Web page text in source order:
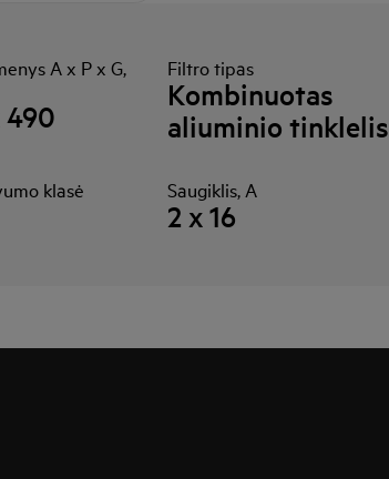
A x P x G,
490
Filtro tipas
Kombinuotas
aliuminio tinklelis
klasė Saugiklis, A
2 x 16